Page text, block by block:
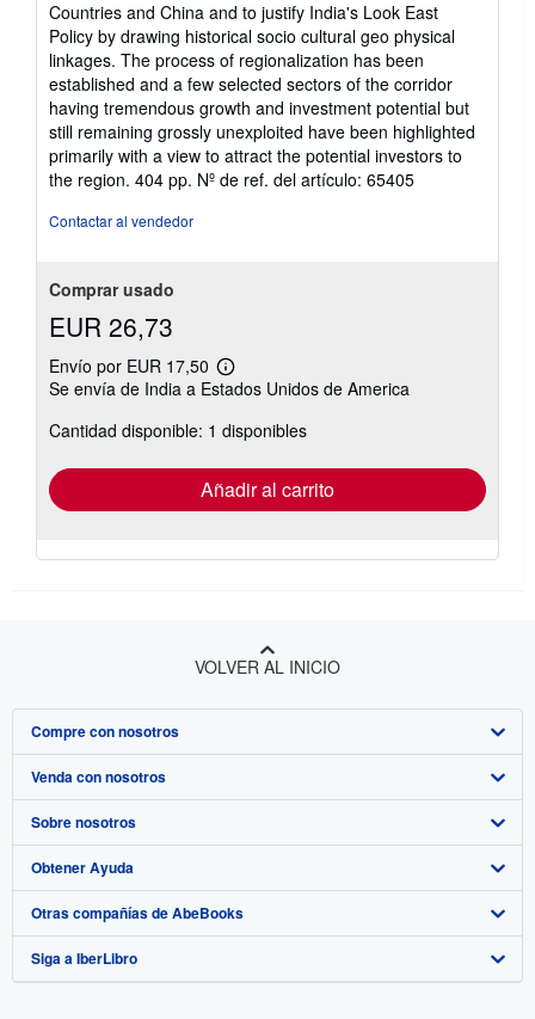
Countries and China and to justify India's Look East
Policy by drawing historical socio cultural geo physical
linkages. The process of regionalization has been
established and a few selected sectors of the corridor
having tremendous growth and investment potential but
still remaining grossly unexploited have been highlighted
primarily with a view to attract the potential investors to
the region. 404 pp. Nº de ref. del artículo: 65405
Contactar al vendedor
Comprar usado
EUR 26,73
Envío por EUR 17,50
Más
información
las
tarifas
envío
Se envía de India a Estados Unidos de America
Cantidad disponible: 1 disponibles
Añadir al carrito
VOLVER AL INICIO
Compre con nosotros
Búsqueda avanzada
Colecciones
Mi cuenta
Mis pedidos
Ver carrito
Venda con nosotros
Comenzar a vender
Únase a nuestro programa de afiliados
Recomiende un vendedor
Sobre nosotros
Sobre IberLibro
Medios
Empleo
Obtener Ayuda
Preguntas frecuentes y guías
Atención al Cliente
Otras compañías de AbeBooks
AbeBooks.com
Siga a IberLibro